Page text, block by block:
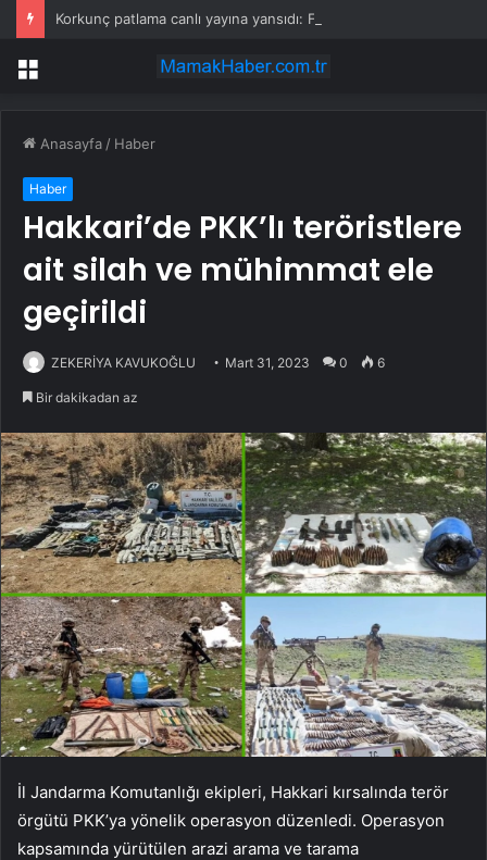
Menü
Anasayfa / Haber
Haber
Hakkari’de PKK’lı teröristlere
ait silah ve mühimmat ele
geçirildi
ZEKERİYA KAVUKOĞLU Mart 31, 2023 0 6
Bir dakikadan az
İl Jandarma Komutanlığı ekipleri, Hakkari kırsalında terör
örgütü PKK’ya yönelik operasyon düzenledi. Operasyon
kapsamında yürütülen arazi arama ve tarama